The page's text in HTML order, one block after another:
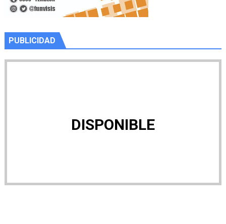
PUBLICIDAD
DISPONIBLE